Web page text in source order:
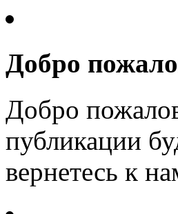
Добро
Добро
публикации
вернетесь к